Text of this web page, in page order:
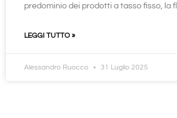
predominio dei prodotti a tasso fisso, la
LEGGI TUTTO »
Alessandro Ruocco 31 Luglio 2025